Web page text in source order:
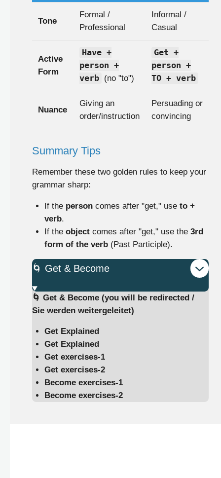
Tone
Formal /
Professional
Informal /
Casual
Active
Form
Have +
person +
verb (no "to")
Get +
person +
TO + verb
Nuance
Giving an
order/instruction
Persuading or
convincing
Summary Tips
Remember these two golden rules to keep your
grammar sharp:
If the personcomes after "get," use to +
verb.
If the objectcomes after "get," use the 3rd
form of the verb(Past Participle).
🌀 Get & Become
🌀 Get & Become (you will be redirected /
Sie werden weitergeleitet)
Get Explained
Get Explained
​Get exercises-1
Get exercises-2
Become exercises-1
Become exercises-2